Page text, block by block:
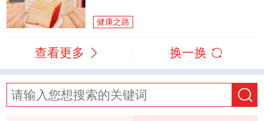
健康之路
查看更多 换一换